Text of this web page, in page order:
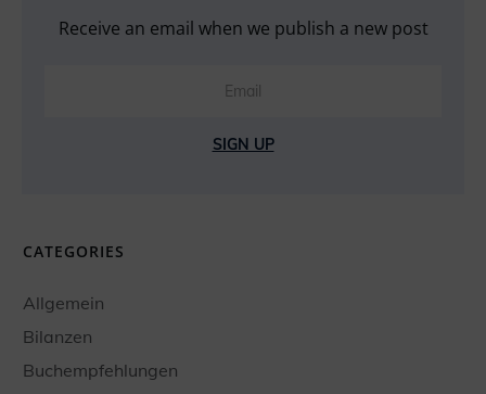
Receive an email when we publish a new post
SIGN UP
CATEGORIES
Allgemein
Bilanzen
Buchempfehlungen